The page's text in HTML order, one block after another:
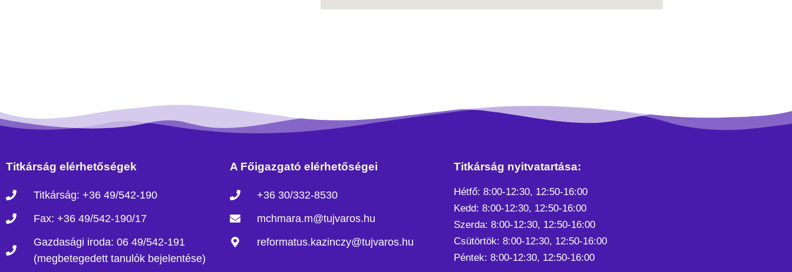
Titkárság elérhetőségek
Titkárság: +36 49/542-190
Fax: +36 49/542-190/17
Gazdasági iroda: 06 49/542-191
(megbetegedett tanulók bejelentése)
A Főigazgató elérhetőségei
+36 30/332-8530
mchmara.m@tujvaros.hu
reformatus.kazinczy@tujvaros.hu
Titkárság nyitvatartása:
Hétfő: 8:00-12:30, 12:50-16:00
Kedd: 8:00-12:30, 12:50-16:00
Szerda: 8:00-12:30, 12:50-16:00
Csütörtök: 8:00-12:30, 12:50-16:00
Péntek: 8:00-12:30, 12:50-16:00